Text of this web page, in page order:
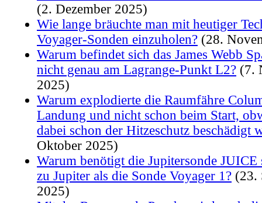
(2. Dezember 2025)
Wie lange bräuchte man mit heutiger
Voyager-Sonden einzuholen? (28.
Warum befindet sich das James Webb
nicht genau am Lagrange-Punkt L2? (7.
2025)
Warum explodierte die Raumfähre
Landung und nicht schon beim Start,
dabei schon der Hitzeschutz beschädigt
Oktober 2025)
Warum benötigt die Jupitersonde JUICE
zu Jupiter als die Sonde Voyager 1? (23.
2025)